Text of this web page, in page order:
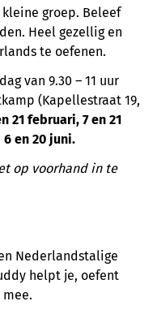
groep. Beleef
Heel gezellig en
te oefenen.
van 9.30 – 11 uur
(Kapellestraat 19,
21 februari, 7 en 21
6 en 20 juni.
op voorhand in te
Nederlandstalige
helpt je, oefent